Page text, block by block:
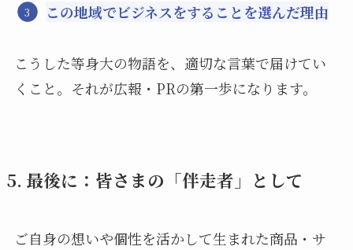
この地域でビジネスをすることを選んだ理由
こうした等身大の物語を、適切な言葉で届けてい
くこと。それが広報・PRの第一歩になります。
5. 最後に：皆さまの「伴走者」として
ご自身の想いや個性を活かして生まれた商品・サ